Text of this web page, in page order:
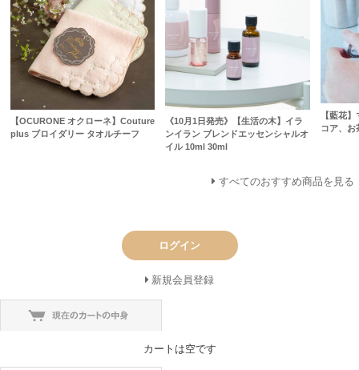
【OCURONE オクローネ】Couture
plus ブロイダリー タオルチーフ
《10月1日発売》【生活の木】イラ
ンイラン ブレンドエッセンシャルオ
イル 10ml 30ml
【藍花
コア、お
すべてのおすすめ商品を見る
ログイン
新規会員登録
カートは空です